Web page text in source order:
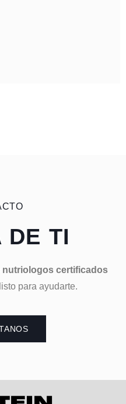
DE TI
nutriologos certificados
para ayudarte.